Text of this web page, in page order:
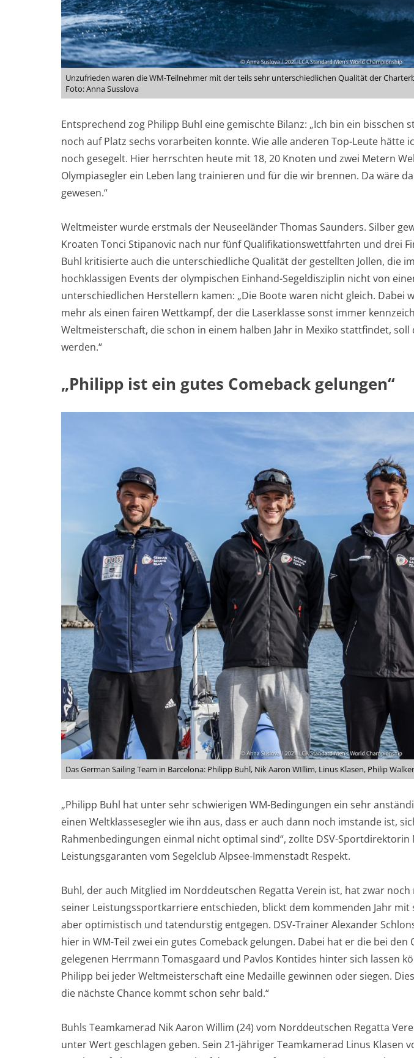
Unzufrieden waren die WM-Teilnehmer mit der teils sehr unterschiedlichen Qualität der
Foto: Anna Susslova
Entsprechend zog Philipp Buhl eine gemischte Bilanz: „Ich bin ein bisschen
noch auf Platz sechs vorarbeiten konnte. Wie alle anderen Top-Leute hätte
noch gesegelt. Hier herrschten heute mit 18, 20 Knoten und zwei Metern
Olympiasegler ein Leben lang trainieren und für die wir brennen. Da wäre
gewesen.“
Weltmeister wurde erstmals der Neuseeländer Thomas Saunders. Silber
Kroaten Tonci Stipanovic nach nur fünf Qualifikationswettfahrten und drei
Buhl kritisierte auch die unterschiedliche Qualität der gestellten Jollen, die
hochklassigen Events der olympischen Einhand-Segeldisziplin nicht von
unterschiedlichen Herstellern kamen: „Die Boote waren nicht gleich. Dabei
mehr als einen fairen Wettkampf, der die Laserklasse sonst immer
Weltmeisterschaft, die schon in einem halben Jahr in Mexiko stattfindet,
werden.“
„Philipp ist ein gutes Comeback gelungen“
Das German Sailing Team in Barcelona: Philipp Buhl, Nik Aaron WIllim, Linus Klasen, Philip
„Philipp Buhl hat unter sehr schwierigen WM-Bedingungen ein sehr
einen Weltklassesegler wie ihn aus, dass er auch dann noch imstande ist,
Rahmenbedingungen einmal nicht optimal sind“, zollte DSV-Sportdirektorin
Leistungsgaranten vom Segelclub Alpsee-Immenstadt Respekt.
Buhl, der auch Mitglied im Norddeutschen Regatta Verein ist, hat zwar
seiner Leistungssportkarriere entschieden, blickt dem kommenden Jahr
aber optimistisch und tatendurstig entgegen. DSV-Trainer Alexander
hier in WM-Teil zwei ein gutes Comeback gelungen. Dabei hat er die bei
gelegenen Herrmann Tomasgaard und Pavlos Kontides hinter sich lassen
Philipp bei jeder Weltmeisterschaft eine Medaille gewinnen oder siegen.
die nächste Chance kommt schon sehr bald.“
Buhls Teamkamerad Nik Aaron Willim (24) vom Norddeutschen Regatta
unter Wert geschlagen geben. Sein 21-jähriger Teamkamerad Linus Klasen